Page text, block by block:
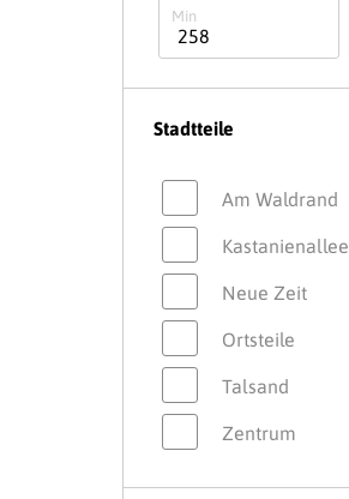
Stadtteile
Am Waldrand
Kastanienallee
Neue Zeit
Ortsteile
Talsand
Zentrum